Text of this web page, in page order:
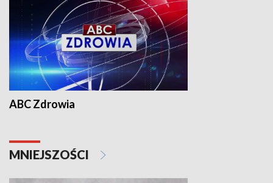
ABC Zdrowia
MNIEJSZOŚCI